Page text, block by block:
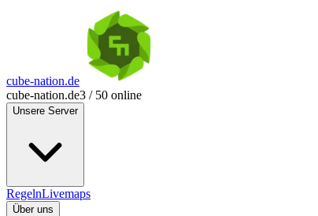
cube-nation.de
cube-nation.de3 / 50 online
Unsere Server
RegelnLivemaps
Über uns